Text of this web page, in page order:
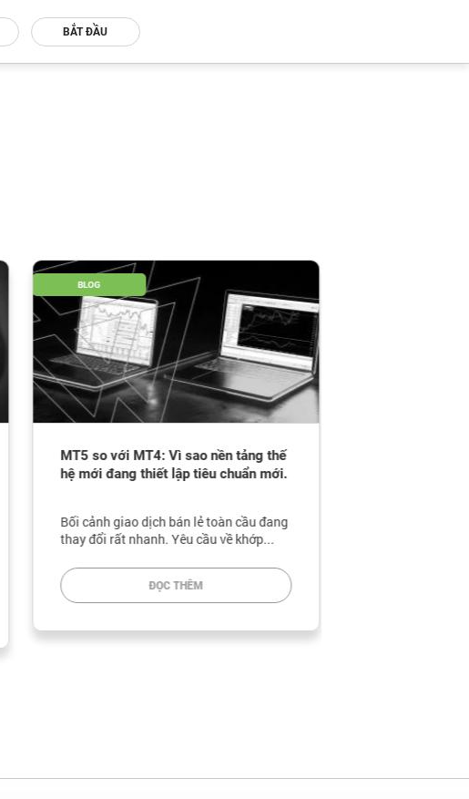
BẮT ĐẦU
BLOG
MT5 so với MT4: Vì sao nền tảng thế
hệ mới đang thiết lập tiêu chuẩn mới.
Bối cảnh giao dịch bán lẻ toàn cầu đang
thay đổi rất nhanh. Yêu cầu về khớp...
ĐỌC THÊM